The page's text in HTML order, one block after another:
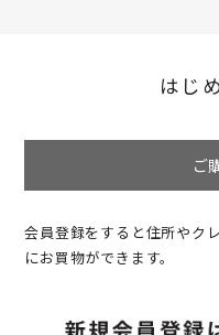
はじ
ご
会員登録をすると住所やク
にお買物ができます。